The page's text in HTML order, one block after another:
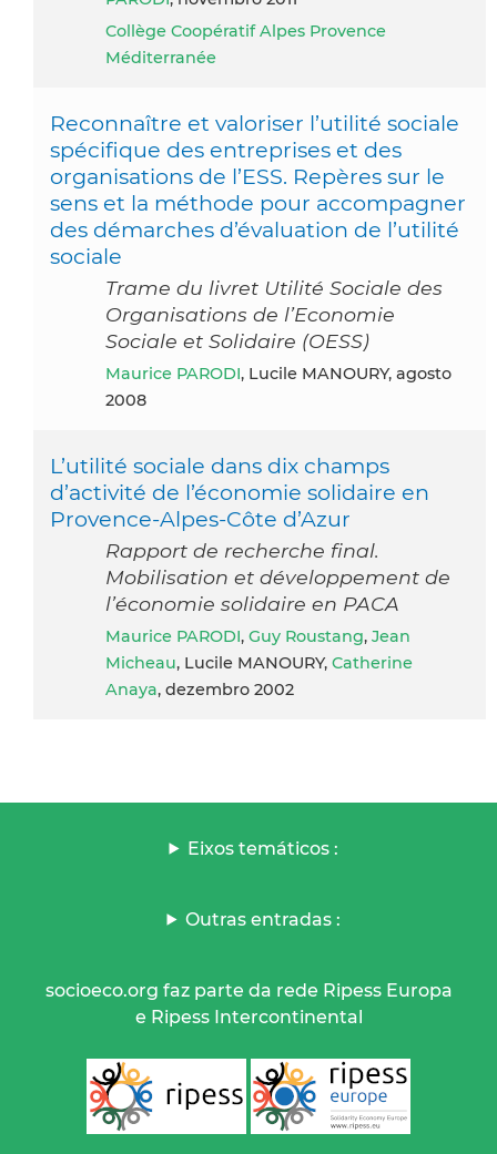
Collège Coopératif Alpes Provence
Méditerranée
Reconnaître et valoriser l’utilité sociale
spécifique des entreprises et des
organisations de l’ESS. Repères sur le
sens et la méthode pour accompagner
des démarches d’évaluation de l’utilité
sociale
Trame du livret Utilité Sociale des
Organisations de l’Economie
Sociale et Solidaire (OESS)
Maurice PARODI, Lucile MANOURY, agosto
2008
L’utilité sociale dans dix champs
d’activité de l’économie solidaire en
Provence-Alpes-Côte d’Azur
Rapport de recherche final.
Mobilisation et développement de
l’économie solidaire en PACA
Maurice PARODI, Guy Roustang, Jean
Micheau, Lucile MANOURY, Catherine
Anaya, dezembro 2002
Eixos temáticos :
Outras entradas :
socioeco.org faz parte da rede Ripess Europa
e Ripess Intercontinental